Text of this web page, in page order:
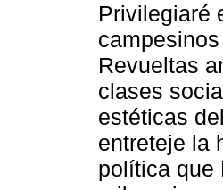
Privilegiaré
Revueltas
clases
estéticas
entreteje la
política que